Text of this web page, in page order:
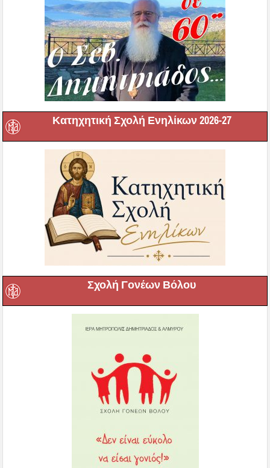
Κατηχητική Σχολή Ενηλίκων 2026-27
Σχολή Γονέων Βόλου